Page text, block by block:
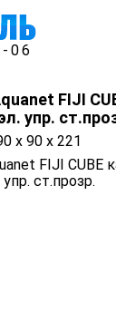
06
FIJI
упр.
x 90 x 221